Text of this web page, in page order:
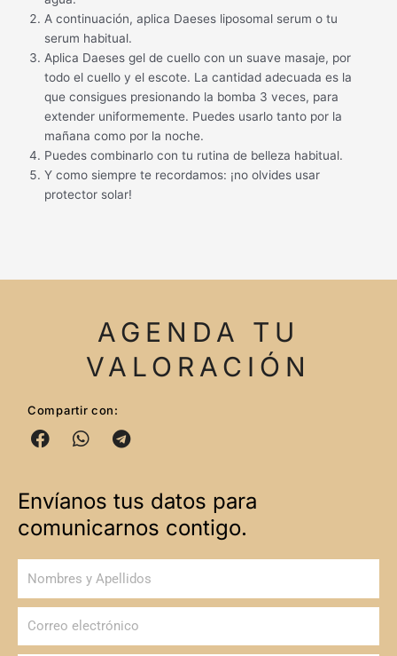
A continuación, aplica Daeses liposomal serum o tu
serum habitual.
Aplica Daeses gel de cuello con un suave masaje, por
todo el cuello y el escote. La cantidad adecuada es la
que consigues presionando la bomba 3 veces, para
extender uniformemente. Puedes usarlo tanto por la
mañana como por la noche.
Puedes combinarlo con tu rutina de belleza habitual.
Y como siempre te recordamos: ¡no olvides usar
protector solar!
AGENDA TU
VALORACIÓN
Compartir con:
Envíanos tus datos para
comunicarnos contigo.